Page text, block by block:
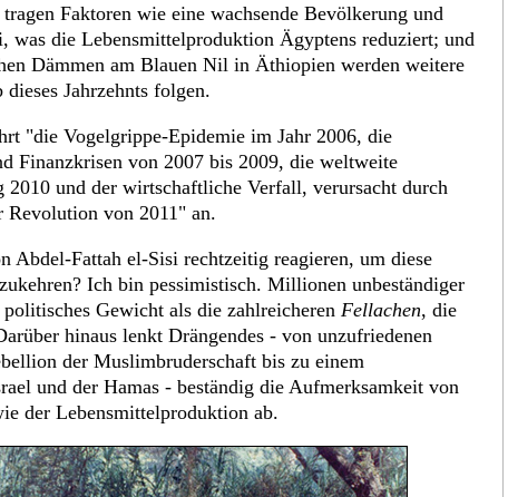
Faktoren wie eine wachsende Bevölkerung und
was die Lebensmittelproduktion Ägyptens reduziert; und
Dämmen am Blauen Nil in Äthiopien werden weitere
Jahrzehnts folgen.
"die Vogelgrippe-Epidemie im Jahr 2006, die
Finanzkrisen von 2007 bis 2009, die weltweite
2010 und der wirtschaftliche Verfall, verursacht durch
von 2011" an.
Abdel-Fattah el-Sisi rechtzeitig reagieren, um diese
Ich bin pessimistisch. Millionen unbeständiger
Gewicht als die zahlreicheren Fellachen, die
hinaus lenkt Drängendes - von unzufriedenen
der Muslimbruderschaft bis zu einem
und der Hamas - beständig die Aufmerksamkeit von
der Lebensmittelproduktion ab.